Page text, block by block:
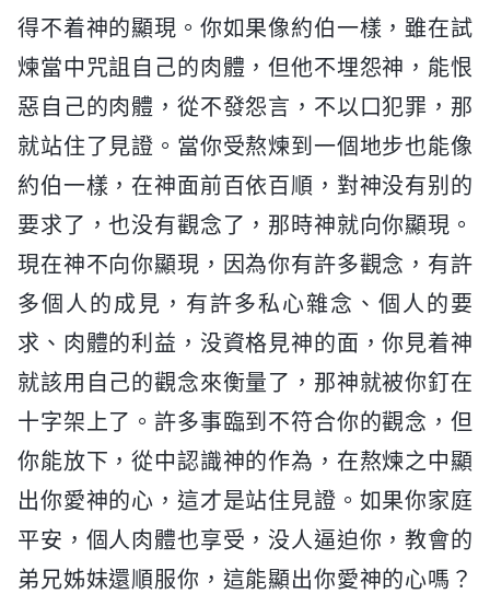
得不着神的顯現。你如果像約伯一樣，雖在試
煉當中咒詛自己的肉體，但他不埋怨神，能恨
惡自己的肉體，從不發怨言，不以口犯罪，那
就站住了見證。當你受熬煉到一個地步也能像
約伯一樣，在神面前百依百順，對神没有别的
要求了，也没有觀念了，那時神就向你顯現。
現在神不向你顯現，因為你有許多觀念，有許
多個人的成見，有許多私心雜念、個人的要
求、肉體的利益，没資格見神的面，你見着神
就該用自己的觀念來衡量了，那神就被你釘在
十字架上了。許多事臨到不符合你的觀念，但
你能放下，從中認識神的作為，在熬煉之中顯
出你愛神的心，這才是站住見證。如果你家庭
平安，個人肉體也享受，没人逼迫你，教會的
弟兄姊妹還順服你，這能顯出你愛神的心嗎？